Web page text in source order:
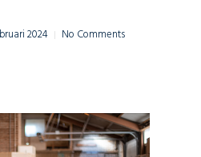
2024 No Comments